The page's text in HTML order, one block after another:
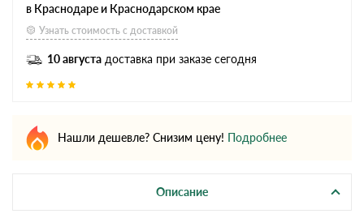
в Краснодаре и Краснодарском крае
Узнать стоимость с доставкой
10 августа доставка при заказе сегодня
Нашли дешевле? Снизим цену! Подробнее
Описание